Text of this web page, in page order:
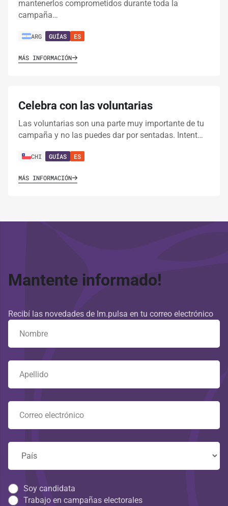
mantenerlos comprometidos durante toda la
campaña…
ARG GUÍAS ES
MÁS INFORMACIÓN
Celebra con las voluntarias
Las voluntarias son una parte muy importante de tu
campaña y no las puedes dar por sentadas. Intent…
CHI GUÍAS ES
MÁS INFORMACIÓN
Mantente informado!
Recibí las novedades de Im.pulsa en tu correo electrónico
Soy candidata
Trabajo en campañas electorales